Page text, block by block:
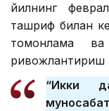
йилнинг
ташриф билан
томонлама ва
ривожлантириш
“Икки